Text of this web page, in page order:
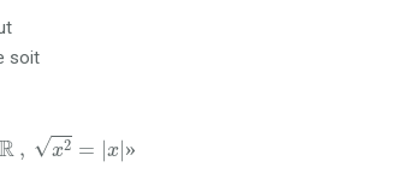
soit
R , √x2 = x| »
ℝ =x»